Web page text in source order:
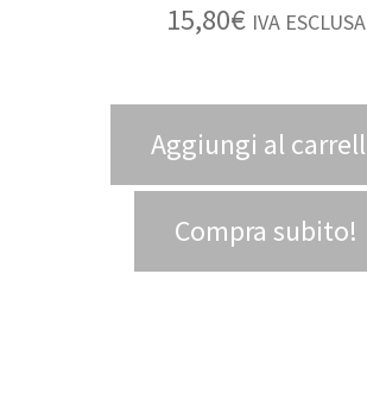
15,80€ IVA ESCLUSA
Aggiungi al
Compra subito!